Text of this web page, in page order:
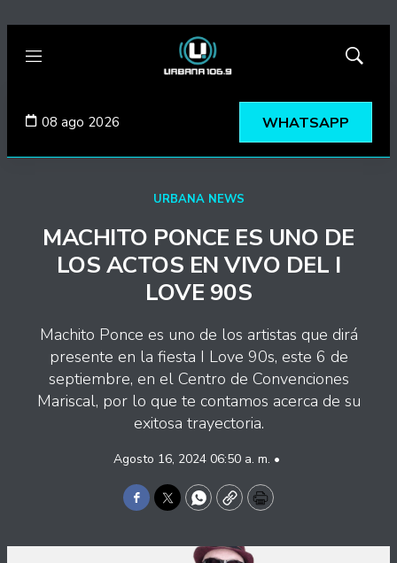
Menú
Mostrar
08 ago 2026 WHATSAPP
URBANA NEWS
MACHITO PONCE ES UNO DE
LOS ACTOS EN VIVO DEL I
LOVE 90S
Machito Ponce es uno de los artistas que dirá
presente en la fiesta I Love 90s, este 6 de
septiembre, en el Centro de Convenciones
Mariscal, por lo que te contamos acerca de su
exitosa trayectoria.
Agosto 16, 2024 06:50 a. m. •
Facebook
TwitterWhatsApp
CopyPrint